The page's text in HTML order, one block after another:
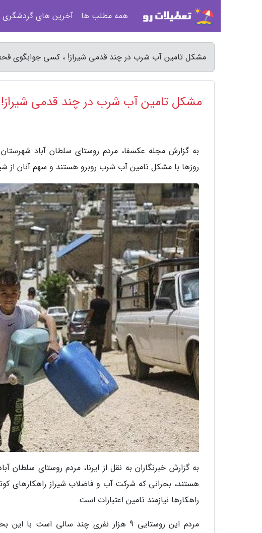
مشکل تامین آب شرب در چند قدمی شیراز! ، کسی جوابگوی
مشکل تامین آب شرب در چند قدمی
به گزارش مجله عکسفا، مردم روستای سلطان آباد
روزها با مشکل تامین آب شرب روبرو هستند و سهم آنان
به گزارش خبرنگاران به نقل از ایرنا، مردم روستای سلطان
هستند، بحرانی که شرکت آب و فاضلاب شیراز راهکارهای
راهکارها نیازمند تامین اعتبارات است.
مردم این روستایی 9 هزار نفری چند
همه مطلب ها آخرین های گردشگری